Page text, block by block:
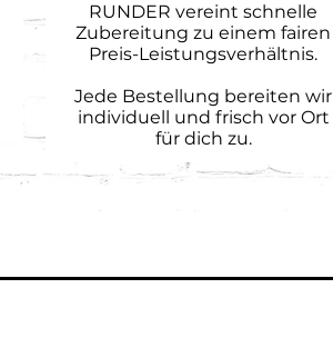
RUNDER vereint schnelle
Zubereitung zu einem fairen
Preis-Leistungsverhältnis.
Jede Bestellung bereiten wir
individuell und frisch vor Ort
für dich zu.